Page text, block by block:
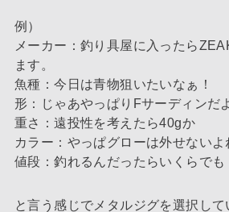
例）
メーカー：釣り具屋に入ったら
ます。
魚種：今日は青物狙いたいなぁ！
形：じゃあやっぱりFサーディンだ
重さ：遠投性を考えたら40gか
カラー：やっぱグローは外せないよ
値段：釣れるんだったらいくらでも
と言う感じでメタルジグを選択して